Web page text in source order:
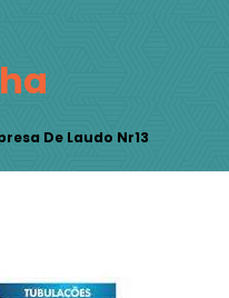
De Laudo Nr13